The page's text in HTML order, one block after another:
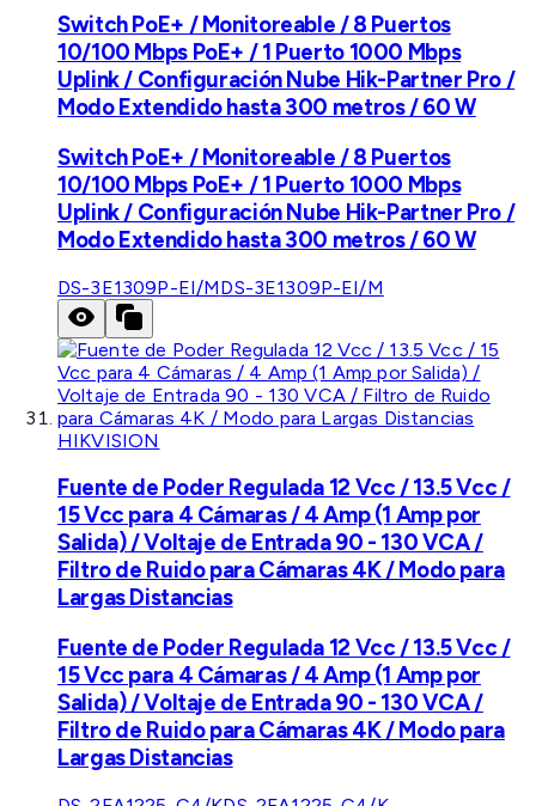
Switch PoE+ / Monitoreable / 8 Puertos
10/100 Mbps PoE+ / 1 Puerto 1000 Mbps
Uplink / Configuración Nube Hik-Partner Pro /
Modo Extendido hasta 300 metros / 60 W
Switch PoE+ / Monitoreable / 8 Puertos
10/100 Mbps PoE+ / 1 Puerto 1000 Mbps
Uplink / Configuración Nube Hik-Partner Pro /
Modo Extendido hasta 300 metros / 60 W
DS-3E1309P-EI/MDS-3E1309P-EI/M
HIKVISION
Fuente de Poder Regulada 12 Vcc / 13.5 Vcc /
15 Vcc para 4 Cámaras / 4 Amp (1 Amp por
Salida) / Voltaje de Entrada 90 - 130 VCA /
Filtro de Ruido para Cámaras 4K / Modo para
Largas Distancias
Fuente de Poder Regulada 12 Vcc / 13.5 Vcc /
15 Vcc para 4 Cámaras / 4 Amp (1 Amp por
Salida) / Voltaje de Entrada 90 - 130 VCA /
Filtro de Ruido para Cámaras 4K / Modo para
Largas Distancias